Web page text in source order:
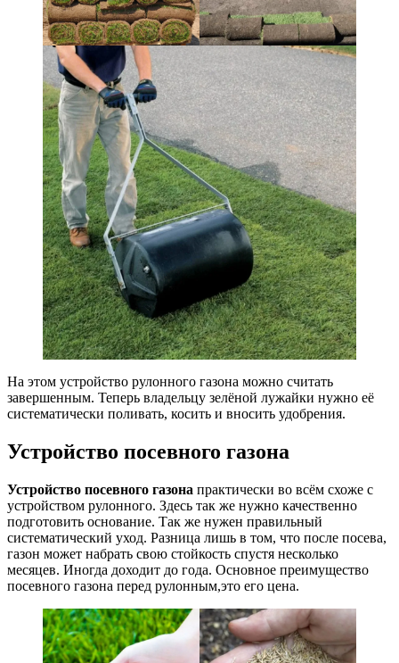
На этом устройство рулонного газона можно считать
завершенным. Теперь владельцу зелёной лужайки нужно её
систематически поливать, косить и вносить удобрения.
Устройство посевного газона
Устройство посевного газона практически во всём схоже с
устройством рулонного. Здесь так же нужно качественно
подготовить основание. Так же нужен правильный
систематический уход. Разница лишь в том, что после посева,
газон может набрать свою стойкость спустя несколько
месяцев. Иногда доходит до года. Основное преимущество
посевного газона перед рулонным,это его цена.